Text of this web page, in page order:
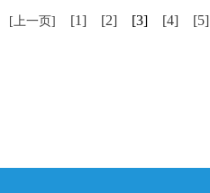
[上一页] [1] [2] [3] [4] [5]